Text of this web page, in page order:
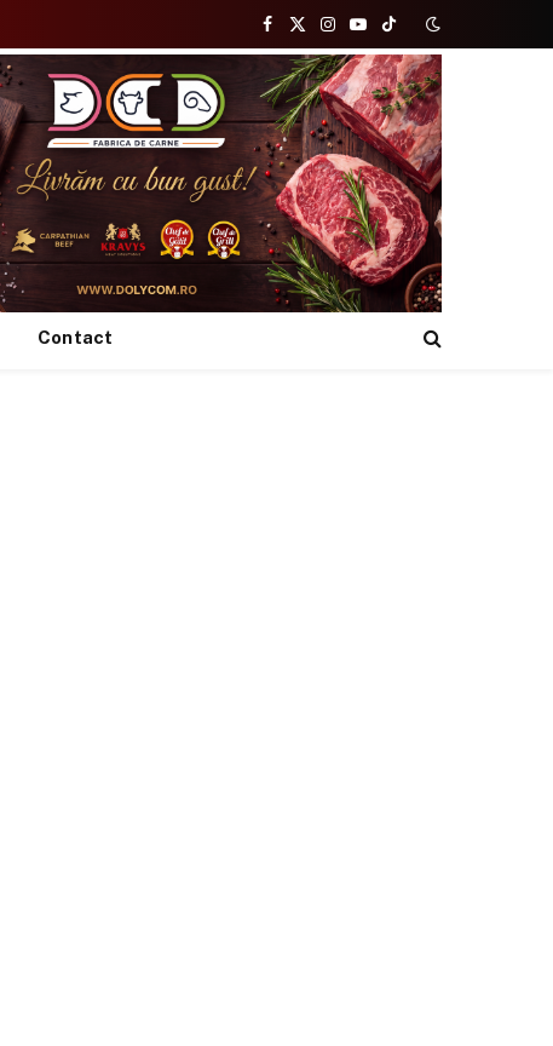
Facebook
X
(Twitter)
Instagram
YouTubeTikTok
Contact